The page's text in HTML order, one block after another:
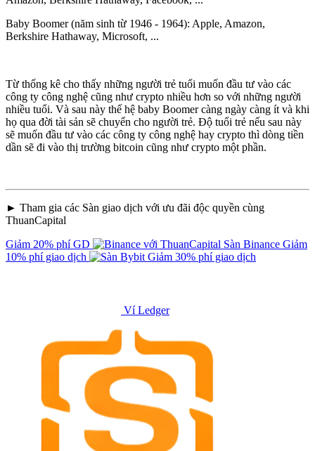
Baby Boomer (năm sinh từ 1946 - 1964): Apple, Amazon,
Berkshire Hathaway, Microsoft, ...
Từ thống kê cho thấy những người trẻ tuổi muốn đầu tư vào các
công ty công nghệ cũng như crypto nhiều hơn so với những người
nhiều tuổi. Và sau này thế hệ baby Boomer càng ngày càng ít và khi
họ qua đời tài sản sẽ chuyển cho người trẻ. Độ tuổi trẻ nếu sau này
sẽ muốn đầu tư vào các công ty công nghệ hay crypto thì dòng tiền
dần sẽ đi vào thị trường bitcoin cũng như crypto một phần.
► Tham gia các Sàn giao dịch với ưu đãi độc quyền cùng
ThuanCapital
Giảm 20% phí GD
Sàn Binance Giảm
10% phí giao dịch
Giảm 30% phí giao dịch
Ví Ledger